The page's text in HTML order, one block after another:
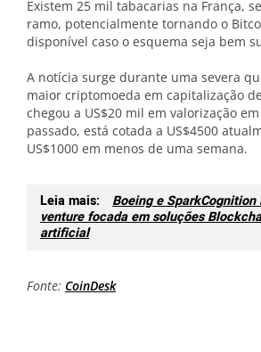
Existem 25 mil tabacarias na França,
ramo, potencialmente tornando o
disponível caso o esquema seja bem
A notícia surge durante uma severa
maior criptomoeda em capitalização
chegou a US$20 mil em valorização
passado, está cotada a US$4500
US$1000 em menos de uma semana.
Leia mais:
Boeing e
venture focada em soluções
artificial
Fonte: CoinDesk